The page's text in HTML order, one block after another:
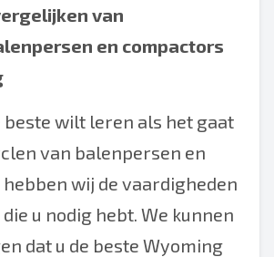
van
en compactors
beste wilt leren als het gaat
van balenpersen en
hebben wij de vaardigheden
u nodig hebt. We kunnen
dat u de beste Wyoming